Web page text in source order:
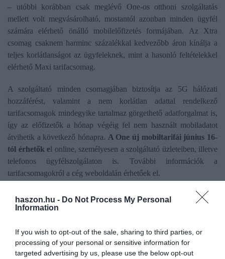
haszon.hu - Do Not Process My Personal
Information
If you wish to opt-out of the sale, sharing to third parties, or
processing of your personal or sensitive information for
targeted advertising by us, please use the below opt-out
– utóbbi korábban csak meglévő One-os otthoni szolgáltatás
mellett volt megvásárolható, mostantól azonban minden ügyfél
számára elérhető önálló mobilelőfizetés formájában. Az Xtra
csomag csaknem harminc százalékkal kedvezőbb áron kínálja a
teljes korlátlanságot az ügyfeleknek, mint a hasonló feltételekkel
elérhető Maxi tarifacsomag.
A szolgáltató minden csomagjában biztosítja az 5G hálózati
hozzáférést, valamint a nem korlátlan adattal rendelkező
tarifacsomagok mindegyike tartalmaz görgethető adatforgalmat is,
így az előfizetők a hónap végéig fel nem használt mobiladatot
átvihetik a következő hónapra. A One új mobiltarifái június 16-
tól érhetők el online, személyesen a szolgáltató üzleteiben, illetve
telefonos ügyfélszolgálaton is. További információk a
tarifacsomagokról a cég weboldalán érhetőek el.
Ne keresd a Vodafone-t, One lett belőle